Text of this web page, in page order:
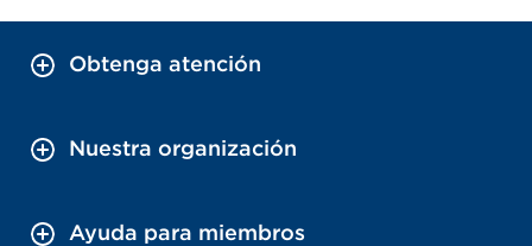
Obtenga atención
Nuestra organización
Ayuda para miembros